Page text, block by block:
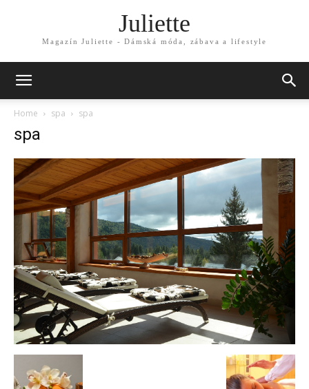
Juliette
Magazín Juliette - Dámská móda, zábava a lifestyle
Home spa spa
spa